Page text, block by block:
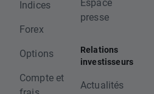
Indices
Forex
Options
Compte et
presse
Relations
investisseurs
Actualités